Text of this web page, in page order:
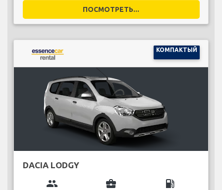
ПОСМОТРЕТЬ...
КОМПАКТЫЙ
DACIA LODGY
group business_center local_gas_station